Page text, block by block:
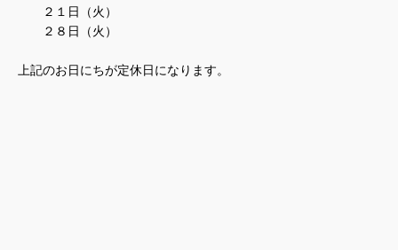
２１日（火）
２８日（火）
上記のお日にちが定休日になります。